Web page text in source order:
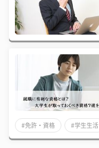
#免許・資格 #学生生活